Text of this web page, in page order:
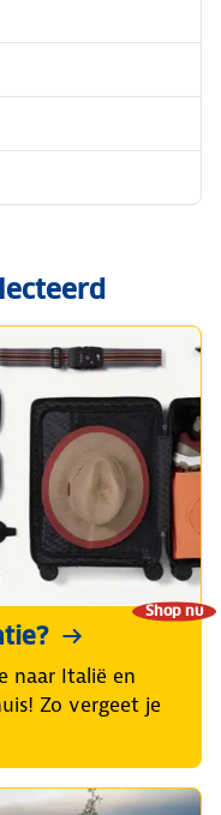
Shop nu
naar Italië en
Zo vergeet je